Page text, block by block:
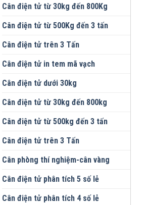
Cân điện tử từ 30kg đến 800Kg
Cân điện tử từ 500Kg đến 3 tấn
Cân điện tử trên 3 Tấn
Cân điện tử in tem mã vạch
Cân điện tử dưới 30kg
Cân điện tử từ 30kg đến 800kg
Cân điện tử từ 500kg đến 3 tấn
Cân điện tử trên 3 Tấn
Cân phòng thí nghiệm-cân vàng
Cân điện tử phân tích 5 số lẻ
Cân điện tử phân tích 4 số lẻ